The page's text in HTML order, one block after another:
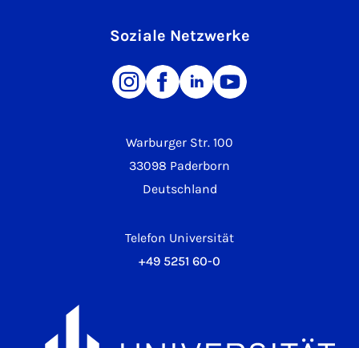
Warburger Str. 100
33098 Paderborn
Deutschland
Telefon Universität
+49 5251 60-0
Soziale Netzwerke